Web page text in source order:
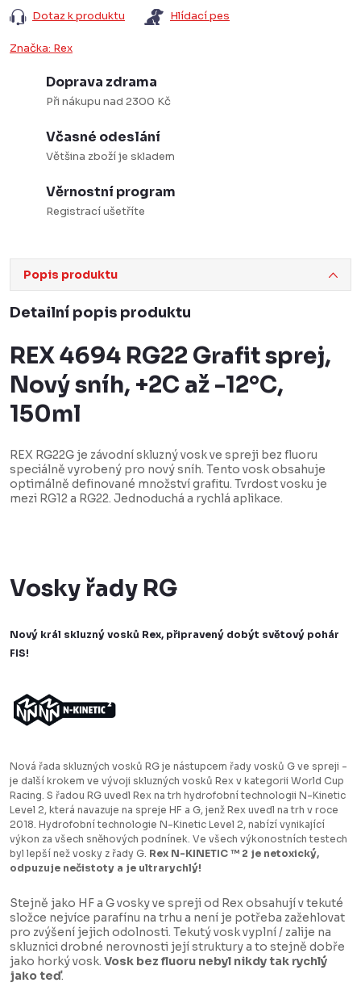
Dotaz k produktu Hlídací pes
Značka: Rex
Doprava zdrama
Při nákupu nad 2300 Kč
Včasné odeslání
Většina zboží je skladem
Věrnostní program
Registrací ušetříte
Popis produktu
Detailní popis produktu
REX 4694 RG22 Grafit sprej,
Nový sníh, +2C až -12°C,
150ml
REX RG22G je závodní skluzný vosk ve spreji bez fluoru
speciálně vyrobený pro nový sníh. Tento vosk obsahuje
optimálně definované množství grafitu. Tvrdost vosku je
mezi RG12 a RG22. Jednoduchá a rychlá aplikace.
Vosky řady RG
Nový král skluzný vosků Rex, připravený dobýt světový pohár
FIS!
Nová řada skluzných vosků RG je nástupcem řady vosků G ve spreji -
je další krokem ve vývoji skluzných vosků Rex v kategorii World Cup
Racing. S řadou RG uvedl Rex na trh hydrofobní technologii N-Kinetic
Level 2, která navazuje na spreje HF a G, jenž Rex uvedl na trh v roce
2018. Hydrofobní technologie N-Kinetic Level 2, nabízí vynikající
výkon za všech sněhových podnínek. Ve všech výkonostních testech
byl lepší než vosky z řady G. Rex N-KINETIC ™ 2 je netoxický,
odpuzuje nečistoty a je ultrarychlý!
Stejně jako HF a G vosky ve spreji od Rex obsahují v tekuté
složce nejvíce parafínu na trhu a není je potřeba zažehlovat
pro zvýšení jejich odolnosti. Tekutý vosk vyplní / zalije na
skluznici drobné nerovnosti její struktury a to stejně dobře
jako horký vosk. Vosk bez fluoru nebyl nikdy tak rychlý
jako teď.